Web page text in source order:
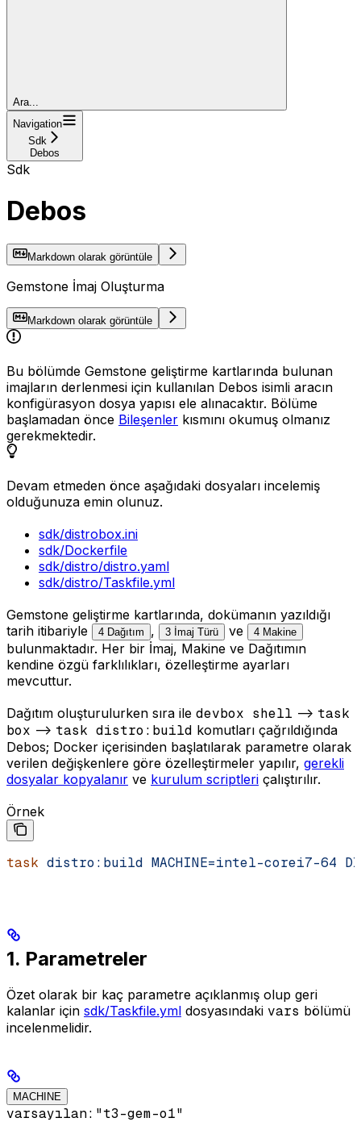
Ara...
Navigation
Sdk
Debos
Sdk
Debos
Markdown olarak görüntüle
Gemstone İmaj Oluşturma
Markdown olarak görüntüle
Bu bölümde Gemstone geliştirme kartlarında bulunan
imajların derlenmesi için kullanılan Debos isimli aracın
konfigürasyon dosya yapısı ele alınacaktır. Bölüme
başlamadan önce Bileşenler kısmını okumuş olmanız
gerekmektedir.
Devam etmeden önce aşağıdaki dosyaları incelemiş
olduğunuza emin olunuz.
sdk/distrobox.ini
sdk/Dockerfile
sdk/distro/distro.yaml
sdk/distro/Taskfile.yml
Gemstone geliştirme kartlarında, dokümanın yazıldığı
tarih itibariyle
4 Dağıtım , 3 İmaj Türü ve 4 Makine
bulunmaktadır. Her bir İmaj, Makine ve Dağıtımın
kendine özgü farklılıkları, özelleştirme ayarları
mevcuttur.
Dağıtım oluşturulurken sıra ile devbox shell —> task
box —> task distro:build komutları çağrıldığında
Debos; Docker içerisinden başlatılarak parametre olarak
verilen değişkenlere göre özelleştirmeler yapılır, gerekli
dosyalar kopyalanır ve kurulum scriptleri çalıştırılır.
Örnek
task distro:build MACHINE=intel-corei7-64
1. Parametreler
Özet olarak bir kaç parametre açıklanmış olup geri
kalanlar için sdk/Taskfile.yml dosyasındaki vars bölümü
incelenmelidir.
MACHINE
varsayılan: "t3-gem-o1"